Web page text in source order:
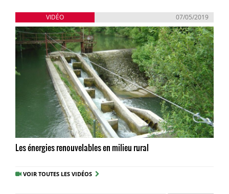
VIDÉO 07/05/2019
Les énergies renouvelables en milieu rural
VOIR TOUTES LES VIDÉOS